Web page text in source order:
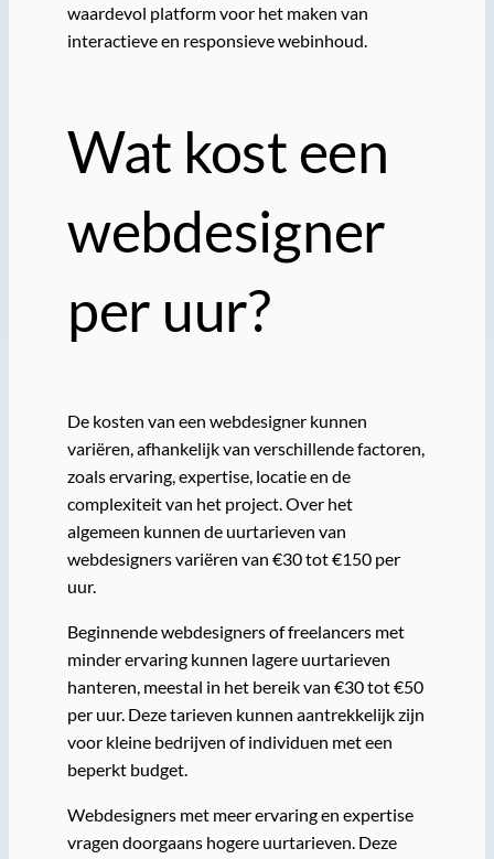
waardevol platform voor het maken van
interactieve en responsieve webinhoud.
Wat kost een
webdesigner
per uur?
De kosten van een webdesigner kunnen
variëren, afhankelijk van verschillende factoren,
zoals ervaring, expertise, locatie en de
complexiteit van het project. Over het
algemeen kunnen de uurtarieven van
webdesigners variëren van €30 tot €150 per
uur.
Beginnende webdesigners of freelancers met
minder ervaring kunnen lagere uurtarieven
hanteren, meestal in het bereik van €30 tot €50
per uur. Deze tarieven kunnen aantrekkelijk zijn
voor kleine bedrijven of individuen met een
beperkt budget.
Webdesigners met meer ervaring en expertise
vragen doorgaans hogere uurtarieven. Deze